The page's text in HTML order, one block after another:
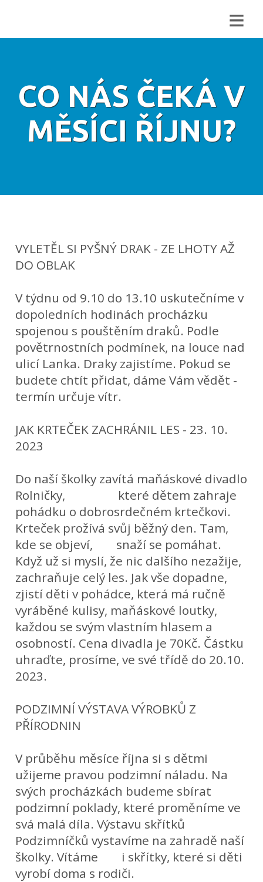
≡
CO NÁS ČEKÁ V
MĚSÍCI ŘÍJNU?
VYLETĚL SI PYŠNÝ DRAK - ZE LHOTY AŽ
DO OBLAK
V týdnu od 9.10 do 13.10 uskutečníme v
dopoledních hodinách procházku
spojenou s pouštěním draků. Podle
povětrnostních podmínek, na louce nad
ulicí Lanka. Draky zajistíme. Pokud se
budete chtít přidat, dáme Vám vědět -
termín určuje vítr.
JAK KRTEČEK ZACHRÁNIL LES - 23. 10.
2023
Do naší školky zavítá maňáskové divadlo
Rolničky, které dětem zahraje
pohádku o dobrosrdečném krtečkovi.
Krteček prožívá svůj běžný den. Tam,
kde se objeví, snaží se pomáhat.
Když už si myslí, že nic dalšího nezažije,
zachraňuje celý les. Jak vše dopadne,
zjistí děti v pohádce, která má ručně
vyráběné kulisy, maňáskové loutky,
každou se svým vlastním hlasem a
osobností. Cena divadla je 70Kč. Částku
uhraďte, prosíme, ve své třídě do 20.10.
2023.
PODZIMNÍ VÝSTAVA VÝROBKŮ Z
PŘÍRODNIN
V průběhu měsíce října si s dětmi
užijeme pravou podzimní náladu. Na
svých procházkách budeme sbírat
podzimní poklady, které proměníme ve
svá malá díla. Výstavu skřítků
Podzimníčků vystavíme na zahradě naší
školky. Vítáme i skřítky, které si děti
vyrobí doma s rodiči.